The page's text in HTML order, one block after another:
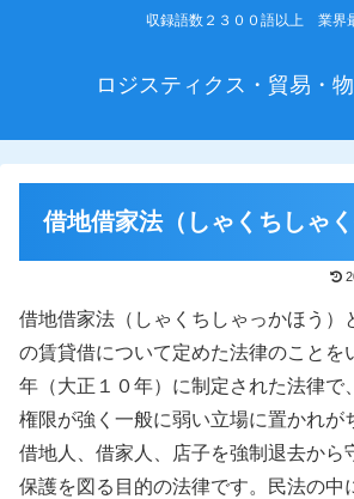
収録語数２３００語以上 業界
ロジスティクス・貿易・
借地借家法（しゃくちしゃく
借地借家法（しゃくちしゃっかほう）
の賃貸借について定めた法律のことを
年（大正１０年）に制定された法律で
権限が強く一般に弱い立場に置かれが
借地人、借家人、店子を強制退去から
保護を図る目的の法律です。民法の中